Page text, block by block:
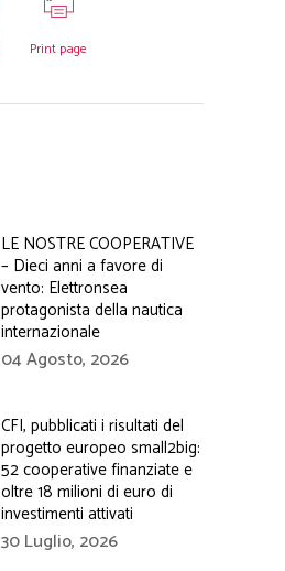
Print page
LE NOSTRE COOPERATIVE
– Dieci anni a favore di
vento: Elettronsea
protagonista della nautica
internazionale
04 Agosto, 2026
CFI, pubblicati i risultati del
progetto europeo small2big:
52 cooperative finanziate e
oltre 18 milioni di euro di
investimenti attivati
30 Luglio, 2026